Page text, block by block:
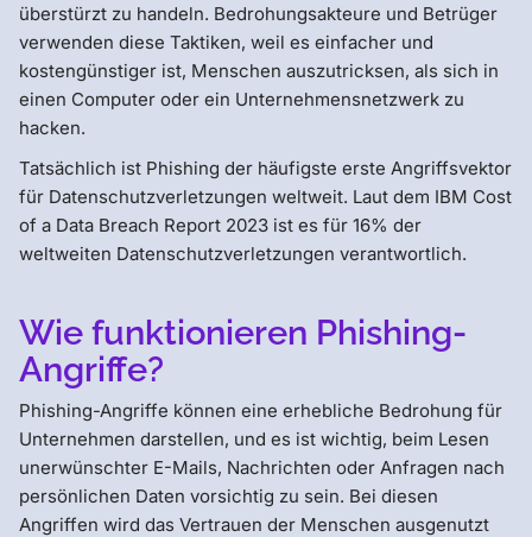
überstürzt zu handeln. Bedrohungsakteure und Betrüger
verwenden diese Taktiken, weil es einfacher und
kostengünstiger ist, Menschen auszutricksen, als sich in
einen Computer oder ein Unternehmensnetzwerk zu
hacken.
Tatsächlich ist Phishing der häufigste erste Angriffsvektor
für Datenschutzverletzungen weltweit. Laut dem IBM Cost
of a Data Breach Report 2023 ist es für 16% der
weltweiten Datenschutzverletzungen verantwortlich.
Wie funktionieren Phishing-
Angriffe?
Phishing-Angriffe können eine erhebliche Bedrohung für
Unternehmen darstellen, und es ist wichtig, beim Lesen
unerwünschter E-Mails, Nachrichten oder Anfragen nach
persönlichen Daten vorsichtig zu sein. Bei diesen
Angriffen wird das Vertrauen der Menschen ausgenutzt